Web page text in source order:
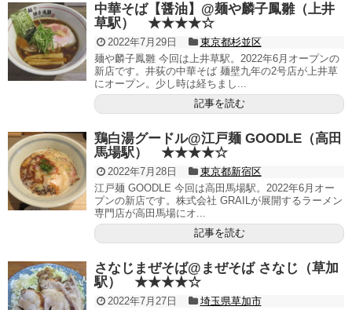
中華そば【醤油】@麺や麟子鳳雛（上井
草駅） ★★★★☆
2022年7月29日
東京都杉並区
麺や麟子鳳雛 今回は上井草駅。2022年6月オープンの
新店です。井荻の中華そば 麺壁九年の2号店が上井草
にオープン。少し時は経ちまし...
記事を読む
鶏白湯グードル@江戸麺 GOODLE（高田
馬場駅） ★★★★☆
2022年7月28日
東京都新宿区
江戸麺 GOODLE 今回は高田馬場駅。2022年6月オー
プンの新店です。株式会社 GRAILが展開するラーメン
専門店が高田馬場にオ...
記事を読む
さなじまぜそば@まぜそば さなじ（草加
駅） ★★★★☆
2022年7月27日
埼玉県草加市